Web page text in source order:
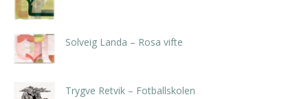
Solveig Landa – Rosa vifte
Trygve Retvik – Fotballskolen